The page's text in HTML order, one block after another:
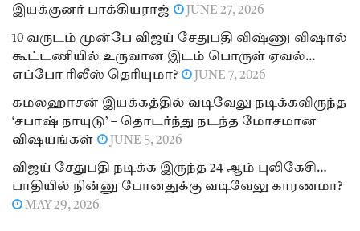
இயக்குனர் பாக்கியராஜ்
JUNE 27, 2026
10 வருடம் முன்பே விஜய் சேதுபதி விஷ்ணு விஷால்
கூட்டணியில் உருவான இடம் பொருள் ஏவல்…
எப்போ ரிலீஸ் தெரியுமா?
JUNE 7, 2026
கமலஹாசன் இயக்கத்தில் வடிவேலு நடிக்கவிருந்த
‘சபாஷ் நாயுடு’ – தொடர்ந்து நடந்த மோசமான
விஷயங்கள்
JUNE 5, 2026
விஜய் சேதுபதி நடிக்க இருந்த 24 ஆம் புலிகேசி…
பாதியில் நின்னு போனதுக்கு வடிவேலு காரணமா?
MAY 29, 2026